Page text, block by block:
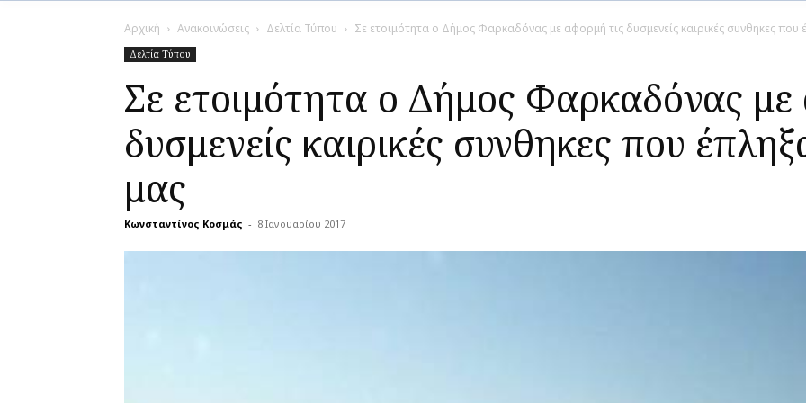
Αρχική Ανακοινώσεις Δελτία Τύπου Σε ετοιμότητα ο Δήμος Φαρκαδόνας με αφορμή τις δυσμενείς καιρικές συνθηκες που
Δελτία Τύπου
Σε ετοιμότητα ο Δήμος Φαρκαδόνας με
δυσμενείς καιρικές συνθηκες που
μας
Κωνσταντίνος Κοσμάς - 8 Ιανουαρίου 2017